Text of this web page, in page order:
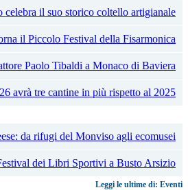
Leggi le ultime di: Eventi